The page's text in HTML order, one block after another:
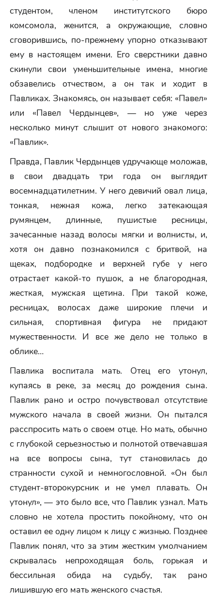
студентом, членом институтского бюро
комсомола, женится, а окружающие, словно
сговорившись, по-прежнему упорно отказывают
ему в настоящем имени. Его сверстники давно
скинули свои уменьшительные имена, многие
обзавелись отчеством, а он так и ходит в
Павликах. Знакомясь, он называет себя: «Павел»
или «Павел Чердынцев», — но уже через
несколько минут слышит от нового знакомого:
«Павлик».
Правда, Павлик Чердынцев удручающе моложав,
в свои двадцать три года он выглядит
восемнадцатилетним. У него девичий овал лица,
тонкая, нежная кожа, легко затекающая
румянцем, длинные, пушистые ресницы,
зачесанные назад волосы мягки и волнисты, и,
хотя он давно познакомился с бритвой, на
щеках, подбородке и верхней губе у него
отрастает какой-то пушок, а не благородная,
жесткая, мужская щетина. При такой коже,
ресницах, волосах даже широкие плечи и
сильная, спортивная фигура не придают
мужественности. И все же дело не только в
облике…
Павлика воспитала мать. Отец его утонул,
купаясь в реке, за месяц до рождения сына.
Павлик рано и остро почувствовал отсутствие
мужского начала в своей жизни. Он пытался
расспросить мать о своем отце. Но мать, обычно
с глубокой серьезностью и полнотой отвечавшая
на все вопросы сына, тут становилась до
странности сухой и немногословной. «Он был
студент-второкурсник и не умел плавать. Он
утонул», — это было все, что Павлик узнал. Мать
словно не хотела простить покойному, что он
оставил ее одну лицом к лицу с жизнью. Позднее
Павлик понял, что за этим жестким умолчанием
скрывалась непроходящая боль, горькая и
бессильная обида на судьбу, так рано
лишившую его мать женского счастья.